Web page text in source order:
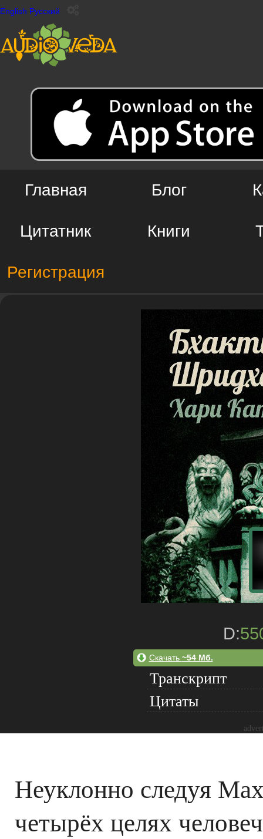
English Русский
Главная Блог
Цитатник Книги
Регистрация
D:
Скачать ~54 Мб.
Транскрипт
Цитаты
Неуклонно следуя
четырёх целях